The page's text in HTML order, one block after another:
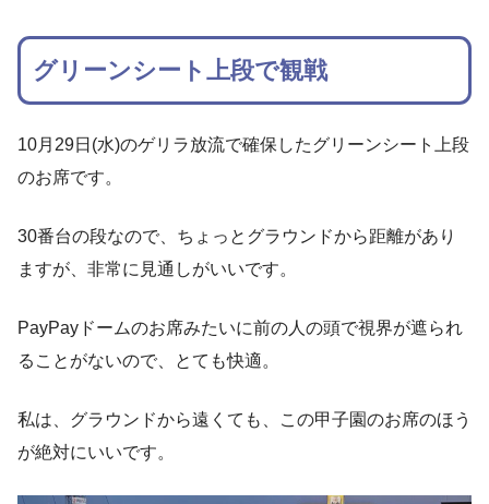
グリーンシート上段で観戦
10月29日(水)のゲリラ放流で確保したグリーンシート上段
のお席です。
30番台の段なので、ちょっとグラウンドから距離があり
ますが、非常に見通しがいいです。
PayPayドームのお席みたいに前の人の頭で視界が遮られ
ることがないので、とても快適。
私は、グラウンドから遠くても、この甲子園のお席のほう
が絶対にいいです。